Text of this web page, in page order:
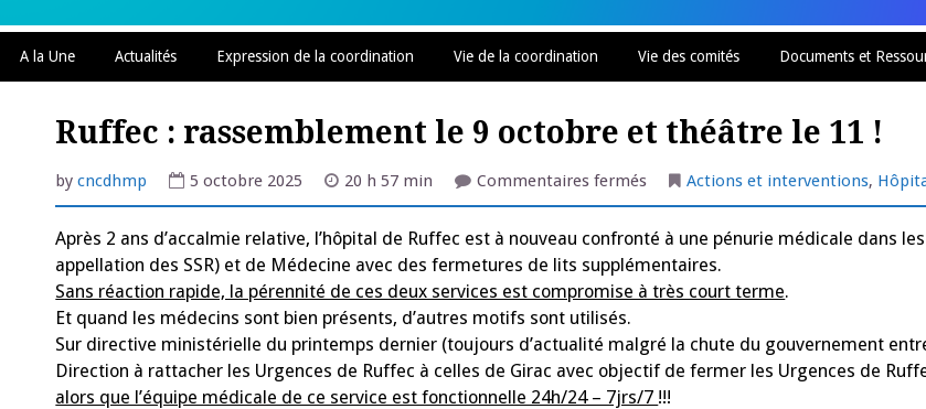
A la Une Actualités Expression de la coordination Vie de la coordination Vie des comités Documents et
Ruffec : rassemblement le 9 octobre et théâtre le 11 !
bycncdhmp 5 octobre 2025 20 h 57 min Commentaires ferméssur
:
le
9
octobre
et
théâtre
11
!
Actions et interventions,
Après 2 ans d’accalmie relative, l’hôpital de Ruffec est à nouveau confronté à une pénurie médicale dans
appellation des SSR) et de Médecine avec des fermetures de lits supplémentaires.
Sans réaction rapide, la pérennité de ces deux services est compromise à très court terme.
Et quand les médecins sont bien présents, d’autres motifs sont utilisés.
Sur directive ministérielle du printemps dernier (toujours d’actualité malgré la chute du gouvernement entre
Direction à rattacher les Urgences de Ruffec à celles de Girac avec objectif de fermer les Urgences de
alors que l’équipe médicale de ce service est fonctionnelle 24h/24 – 7jrs/7 !!!